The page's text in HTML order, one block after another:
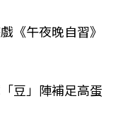
《午夜晚自習》
豆」陣補足高蛋